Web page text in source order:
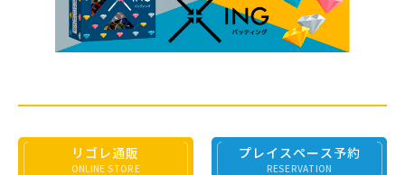
プレイスペース予約
RESERVATION
リゴレ通販
ONLINE STORE